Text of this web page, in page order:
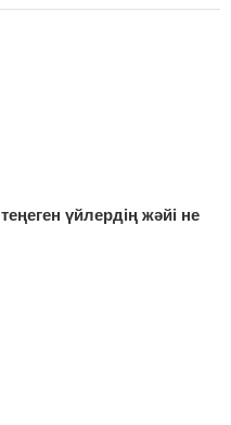
үйлердің жәйі не